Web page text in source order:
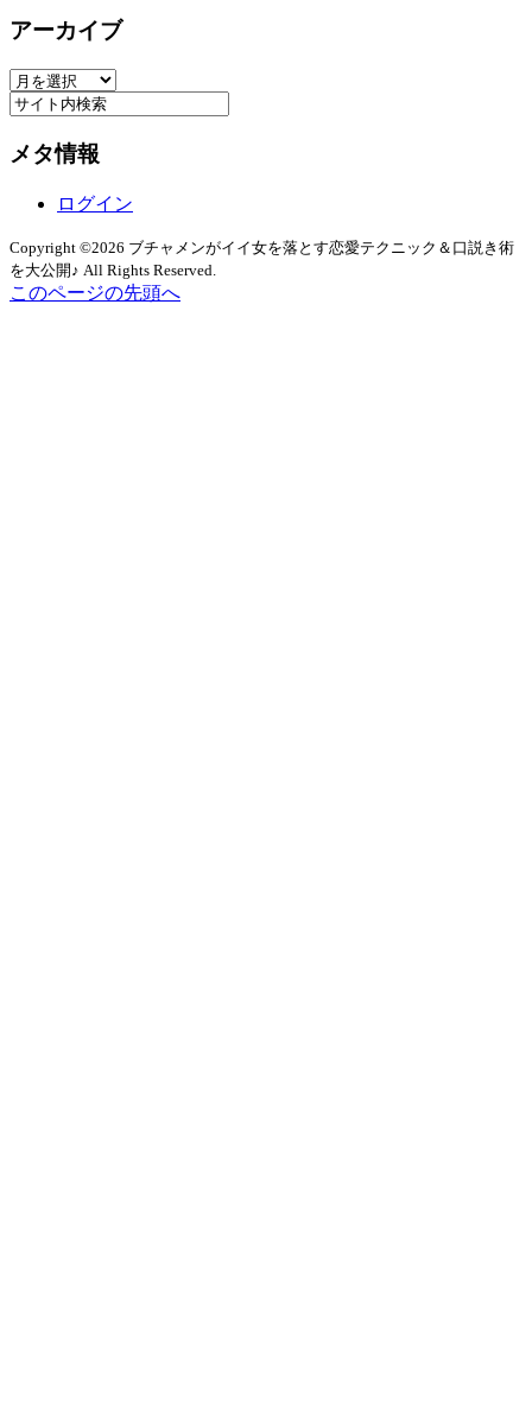
ゴ
ー
アーカイブ
ア
ー
イ
メタ情報
ログイン
Copyright ©2026 ブチャメンがイイ女を落とす恋愛テクニック＆口説き術
を大公開♪ All Rights Reserved.
このページの先頭へ